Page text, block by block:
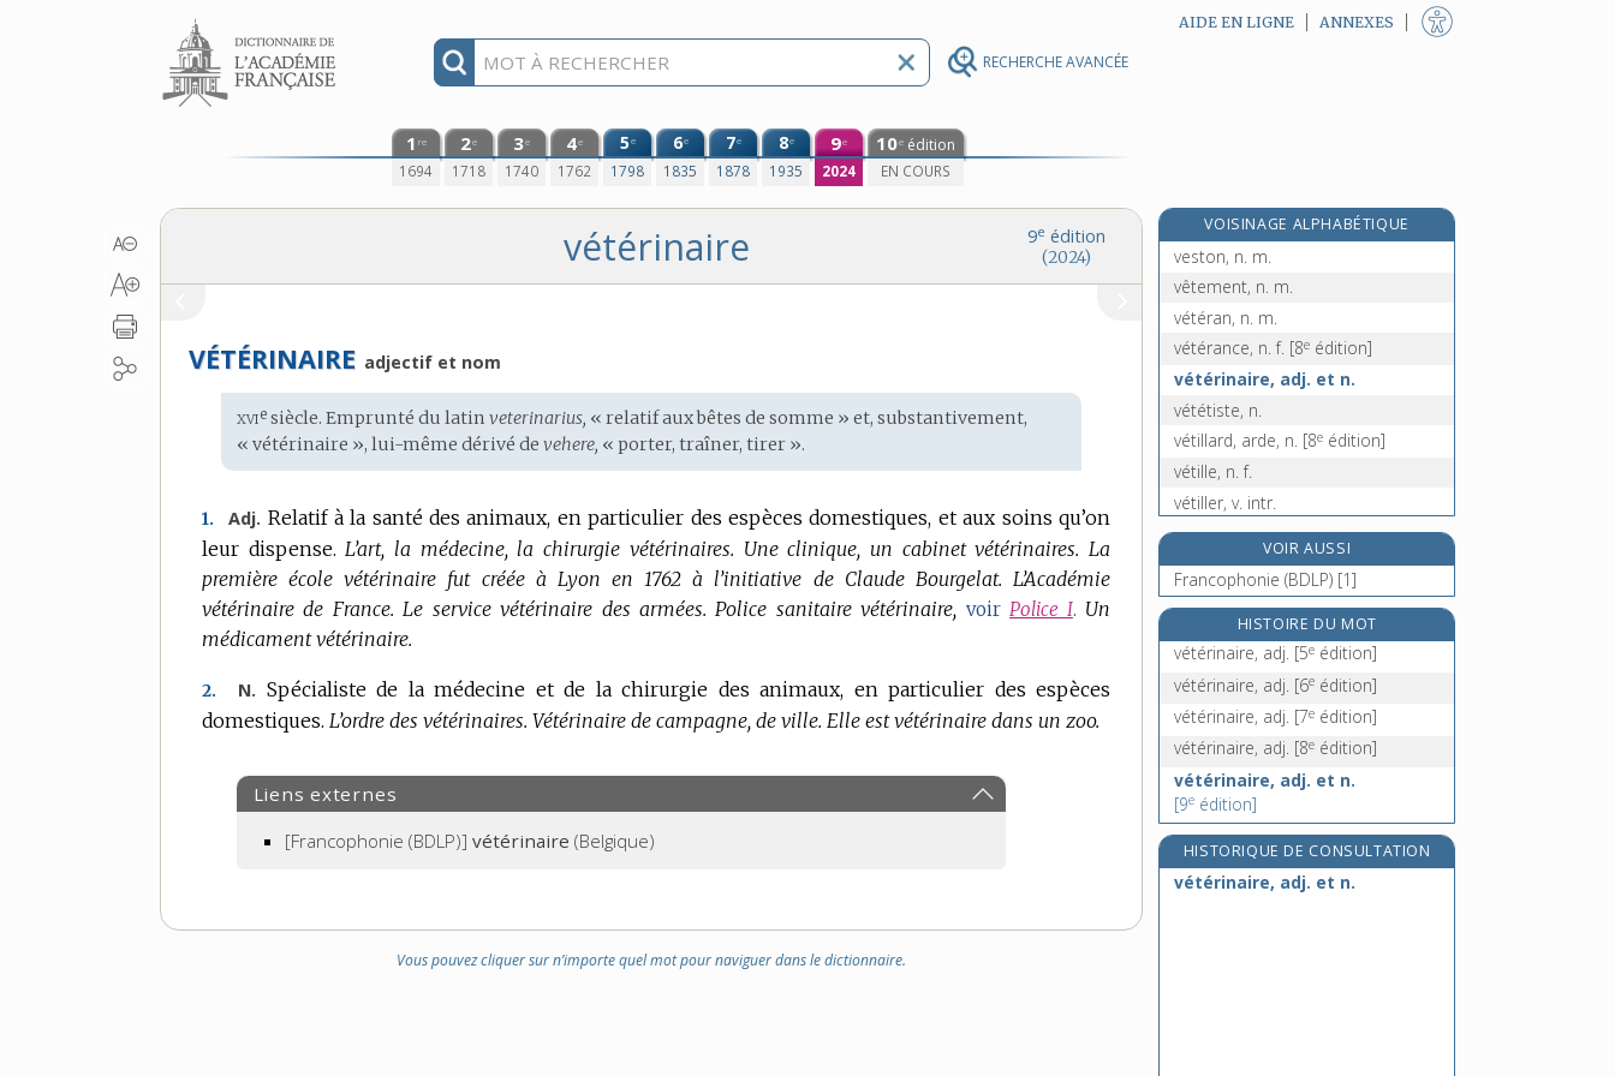
RECHERCHE AVANCÉE
Aller au contenu AIDE EN LIGNE ANNEXES
1 re
1694
2e
1718
3e
1740
4e
1762
5e
1798
6e
1835
7e
1878
8e
1935
9e
2024
10e édition
EN COURS
9e édition
(2024)
vétérinaire
VÉTÉRINAIRE adjectif et nom
Étymologie
:
xvie siècle. Emprunté dulatin veterinarius, « relatif aux bêtes de somme » et, substantivement,
« vétérinaire », lui-même dérivé devehere, « porter, traîner, tirer ».
1. Adj. Relatif à la santé des animaux, en particulier des espèces domestiques, et aux soins qu’on
leur dispense. L’art, la médecine, la chirurgie vétérinaires. Une clinique, un cabinet vétérinaires. La
première école vétérinaire fut créée à Lyon en 1762 à l’initiative de Claude Bourgelat. L’Académie
vétérinaire de France. Le service vétérinaire des armées. Police sanitaire vétérinaire, voir Police I. Un
médicament vétérinaire.
2. N. Spécialiste de la médecine et de la chirurgie des animaux, en particulier des espèces
domestiques. L’ordre des vétérinaires. Vétérinaire de campagne, de ville. Elle est vétérinaire dans un zoo.
Liens externes
[Francophonie (BDLP)] vétérinaire (Belgique)
Vous pouvez cliquer sur n’importe quel mot pour naviguer dans le dictionnaire.
VOISINAGE ALPHABÉTIQUE
vestimentaire, adj.
veston, n. m.
vêtement, n. m.
vétéran, n. m.
vétérance, n. f. [8e édition]
vétérinaire, adj. et n.
vététiste, n.
vétillard, arde, n. [8e édition]
vétille, n. f.
vétiller, v. intr.
vétilleur, -euse, n.
vétilleux, -euse, adj.
vêtir, v. tr.
vétiver, n. m.
veto, n. m.
VOIR AUSSI
Francophonie (BDLP) [1]
HISTOIRE DU MOT
vétérinaire, adj. [5e édition]
vétérinaire, adj. [6e édition]
vétérinaire, adj. [7e édition]
vétérinaire, adj. [8e édition]
vétérinaire, adj. et n.
[9e édition]
HISTORIQUE DE CONSULTATION
vétérinaire, adj. et n.